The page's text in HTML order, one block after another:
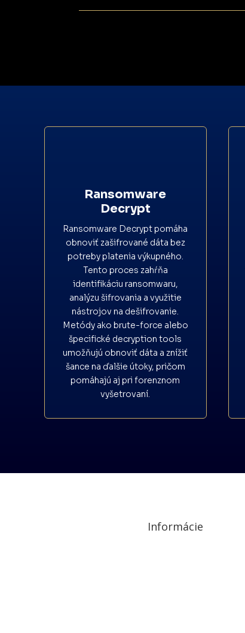
Ransomware
Decrypt
Ransomware Decrypt pomáha
obnoviť zašifrované dáta bez
potreby platenia výkupného.
Tento proces zahŕňa
identifikáciu ransomwaru,
analýzu šifrovania a využitie
nástrojov na dešifrovanie.
Metódy ako brute-force alebo
špecifické decryption tools
umožňujú obnoviť dáta a znížiť
šance na ďalšie útoky, pričom
pomáhajú aj pri forenznom
vyšetrovaní.
Informácie